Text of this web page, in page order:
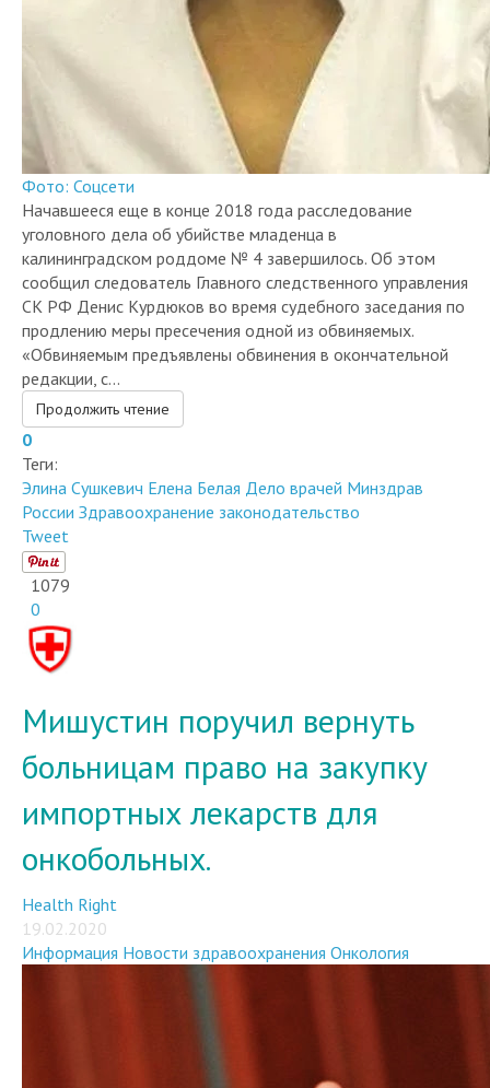
Фото: Соцсети
Начавшееся еще в конце 2018 года расследование
уголовного дела об убийстве младенца в
калининградском роддоме № 4 завершилось. Об этом
сообщил следователь Главного следственного управления
СК РФ Денис Курдюков во время судебного заседания по
продлению меры пресечения одной из обвиняемых.
«Обвиняемым предъявлены обвинения в окончательной
редакции, с...
Продолжить чтение
0
Теги:
Элина Сушкевич Елена Белая Дело врачей Минздрав
России Здравоохранение законодательство
Tweet
1079
0
Мишустин поручил вернуть
больницам право на закупку
импортных лекарств для
онкобольных.
Health Right
19.02.2020
Информация Новости здравоохранения Онкология